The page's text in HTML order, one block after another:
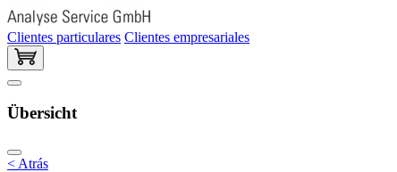
Clientes particulares Clientes empresariales
Übersicht
< Atrás